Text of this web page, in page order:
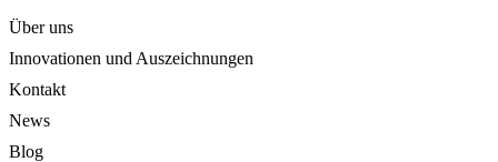
Über uns
Innovationen und Auszeichnungen
Kontakt
News
Blog